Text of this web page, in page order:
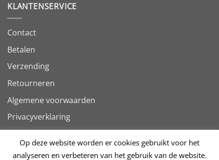
KLANTENSERVICE
Contact
Betalen
Verzending
Retourneren
Algemene voorwaarden
Privacyverklaring
Bancontact
Bank GiroPay IDeal PayPal Sofort
Op deze website worden er cookies gebruikt voor het
analyseren en verbeteren van het gebruik van de website.